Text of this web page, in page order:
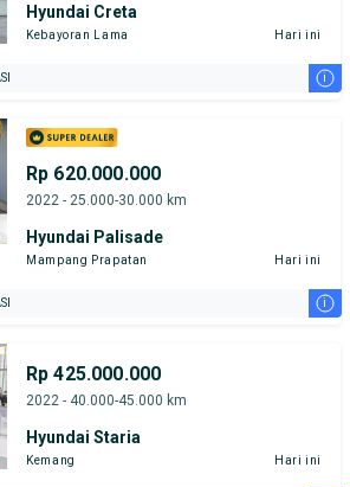
Hyundai Creta
Kebayoran Lama Hari ini
i
Rp 620.000.000
2022 - 25.000-30.000 km
Hyundai Palisade
Mampang Prapatan Hari ini
i
Rp 425.000.000
2022 - 40.000-45.000 km
Hyundai Staria
Kemang Hari ini